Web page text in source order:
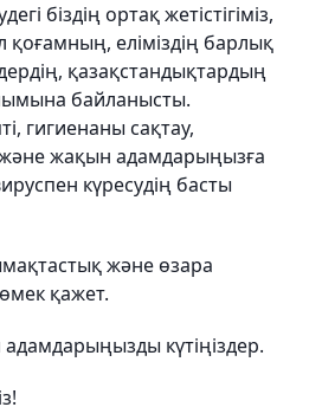
біздің ортақ жетістігіміз,
қоғамның, еліміздің барлық
қазақстандықтардың
байланысты.
гигиенаны сақтау,
және жақын адамдарыңызға
күресудің басты
және өзара
қажет.
күтіңіздер.